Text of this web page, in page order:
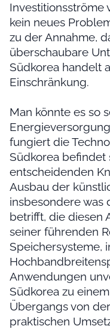
Investitionsströme
kein neues
zu der Annahme,
überschaubare
Südkorea handelt
Einschränkung.
Man könnte es so
fungiert die
Südkorea befindet
entscheidenden
Ausbau der
insbesondere was
betrifft, die diesen
seiner führenden
Speichersysteme,
Anwendungen
Südkorea zu
Übergangs von
praktischen